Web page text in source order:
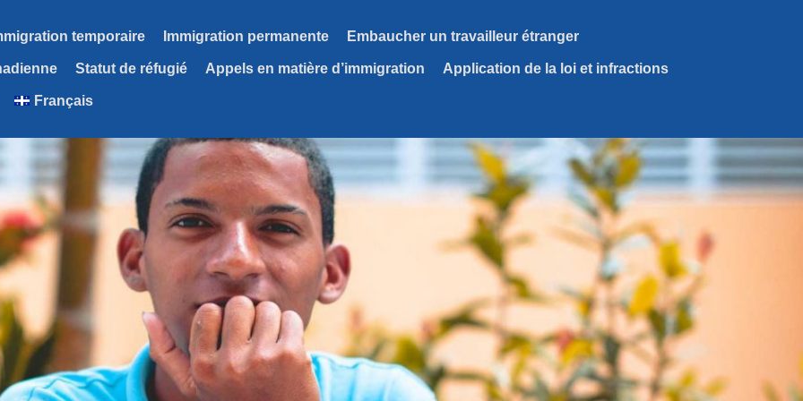
temporaire Immigration permanente Embaucher un travailleur étranger
Statut de réfugié Appels en matière d’immigration Application de la loi et infractions
Français